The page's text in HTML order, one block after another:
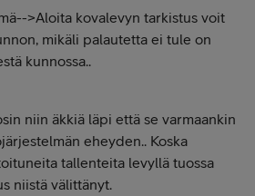
>Aloita kovalevyn tarkistus voit
mikäli palautetta ei tule on
kunnossa..
niin äkkiä läpi että se varmaankin
eheyden.. Koska
tallenteita levyllä tuossa
niistä välittänyt.